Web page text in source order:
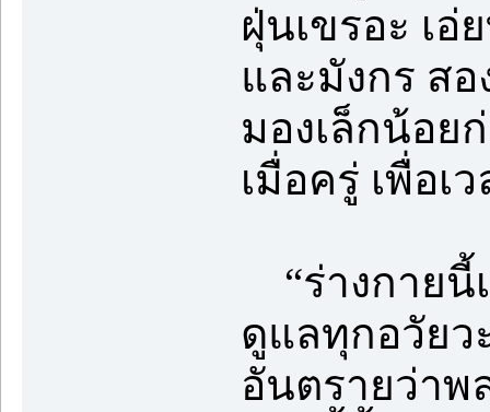
ฝุ่นเขรอะ เ
และมังกร ส
มองเล็กน้อย
เมื่อครู่ เพื่อเ
“ร่างกายนี้
ดูแลทุกอวัยว
อันตรายว่าพ